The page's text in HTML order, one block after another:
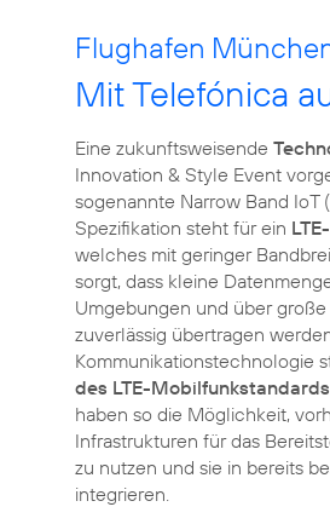
Flughafen
Mit Telefónica
Eine zukunftsweisende
Innovation & Style Event
sogenannte Narrow Band IoT
Spezifikation steht für ein
welches mit geringer
sorgt, dass kleine
Umgebungen und über
zuverlässig übertragen
Kommunikationstechnologie
des LTE-Mobilfunkstandards
haben so die Möglichkeit,
Infrastrukturen für das
zu nutzen und sie in bereits
integrieren.